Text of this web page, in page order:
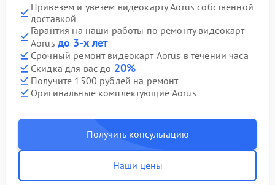
Привезем и увезем видеокарту Aorus собственной
доставкой
Гарантия на наши работы по ремонту видеокарт
Aorus до 3-х лет
Срочный ремонт видеокарт Aorus в течении часа
Скидка для вас до 20%
Получите 1500 рублей на ремонт
Оригинальные комплектующие Aorus
Получить консультацию
Наши цены